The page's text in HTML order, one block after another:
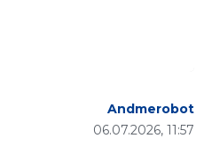
06.07.2026, 11:57
Andmerobot